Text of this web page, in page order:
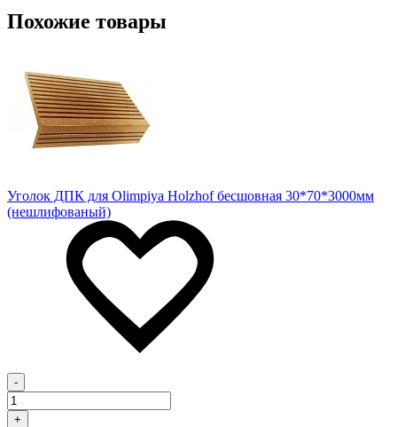
Похожие товары
Уголок ДПК для Olimpiya Holzhof бесшовная 30*70*3000мм
(нешлифованый)
-
+